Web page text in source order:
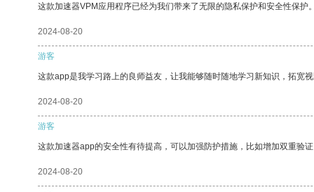
这款加速器VPM应用程序已经为我们带来了无限的隐私保护和安全性保护
2024-08-20
游客
这款app是我学习路上的良师益友，让我能够随时随地学习新知识，拓宽
2024-08-20
游客
这款加速器app的安全性有待提高，可以加强防护措施，比如增加双重验
2024-08-20